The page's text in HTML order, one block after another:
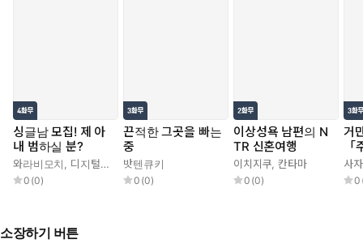
싱글남 모집! 제 아
내 범하실 분?
와라비모치, 디지털 장인 X
0 (0)
끈적한 그곳을 빠는
중
밧텐큐키
0 (0)
이상성욕 남편의 N
TR 신혼여행
이치지쿠,칸타마
0 (0)
거
다
사
0
소장하기 버튼